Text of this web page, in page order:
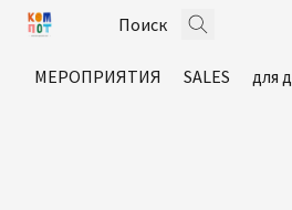
МЕРОПРИЯТИЯ SALES для